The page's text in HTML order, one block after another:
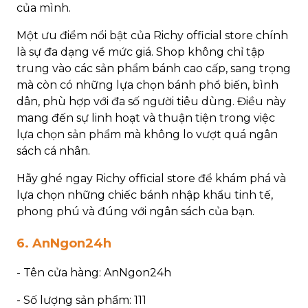
của mình.
Một ưu điểm nổi bật của Richy official store chính
là sự đa dạng về mức giá. Shop không chỉ tập
trung vào các sản phẩm bánh cao cấp, sang trọng
mà còn có những lựa chọn bánh phổ biến, bình
dân, phù hợp với đa số người tiêu dùng. Điều này
mang đến sự linh hoạt và thuận tiện trong việc
lựa chọn sản phẩm mà không lo vượt quá ngân
sách cá nhân.
Hãy ghé ngay Richy official store để khám phá và
lựa chọn những chiếc bánh nhập khẩu tinh tế,
phong phú và đúng với ngân sách của bạn.
6. AnNgon24h
- Tên cửa hàng: AnNgon24h
- Số lượng sản phẩm: 111